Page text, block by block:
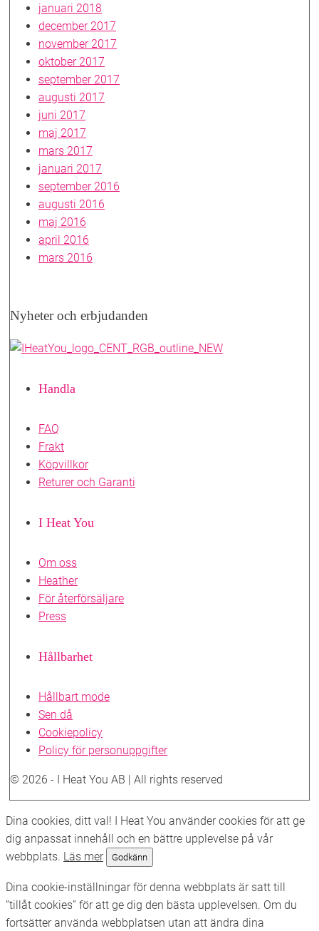
januari 2018
december 2017
november 2017
oktober 2017
september 2017
augusti 2017
juni 2017
maj 2017
mars 2017
januari 2017
september 2016
augusti 2016
maj 2016
april 2016
mars 2016
Nyheter och erbjudanden
Handla
FAQ
Frakt
Köpvillkor
Returer och Garanti
I Heat You
Om oss
Heather
För återförsäljare
Press
Hållbarhet
Hållbart mode
Sen då
Cookiepolicy
Policy för personuppgifter
© 2026 - I Heat You AB | All rights reserved
till
toppen
Dina cookies, ditt val! I Heat You använder cookies för att ge
dig anpassat innehåll och en bättre upplevelse på vår
webbplats. Läs mer Godkänn
Dina cookie-inställningar för denna webbplats är satt till
”tillåt cookies” för att ge dig den bästa upplevelsen. Om du
fortsätter använda webbplatsen utan att ändra dina